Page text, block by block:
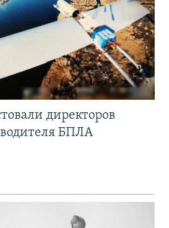
директоров
БПЛА